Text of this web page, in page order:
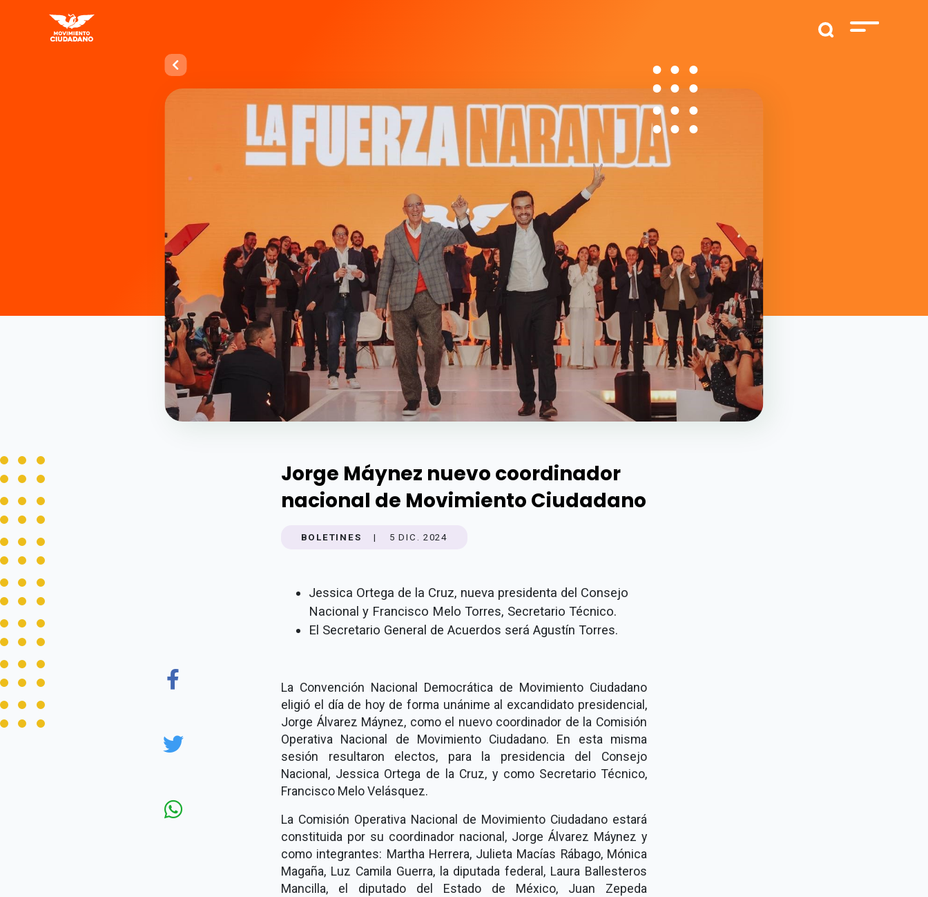
Jorge Máynez nuevo coordinador
nacional de Movimiento Ciudadano
BOLETINES | 5 DIC. 2024
Jessica Ortega de la Cruz, nueva presidenta del Consejo
Nacional y Francisco Melo Torres, Secretario Técnico.
El Secretario General de Acuerdos será Agustín Torres.
La Convención Nacional Democrática de Movimiento Ciudadano
eligió el día de hoy de forma unánime al excandidato presidencial,
Jorge Álvarez Máynez, como el nuevo coordinador de la Comisión
Operativa Nacional de Movimiento Ciudadano. En esta misma
sesión resultaron electos, para la presidencia del Consejo
Nacional, Jessica Ortega de la Cruz, y como Secretario Técnico,
Francisco Melo Velásquez.
La Comisión Operativa Nacional de Movimiento Ciudadano estará
constituida por su coordinador nacional, Jorge Álvarez Máynez y
como integrantes: Martha Herrera, Julieta Macías Rábago, Mónica
Magaña, Luz Camila Guerra, la diputada federal, Laura Ballesteros
Mancilla, el diputado del Estado de México, Juan Zepeda